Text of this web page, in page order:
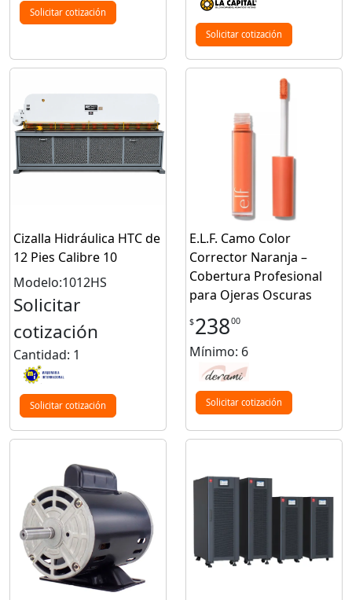
Solicitar cotización
Solicitar cotización
Cizalla Hidráulica HTC de
12 Pies Calibre 10
Modelo:1012HS
Solicitar
cotización
Cantidad: 1
Solicitar cotización
E.L.F. Camo Color
Corrector Naranja –
Cobertura Profesional
para Ojeras Oscuras
$23800
Mínimo: 6
Solicitar cotización